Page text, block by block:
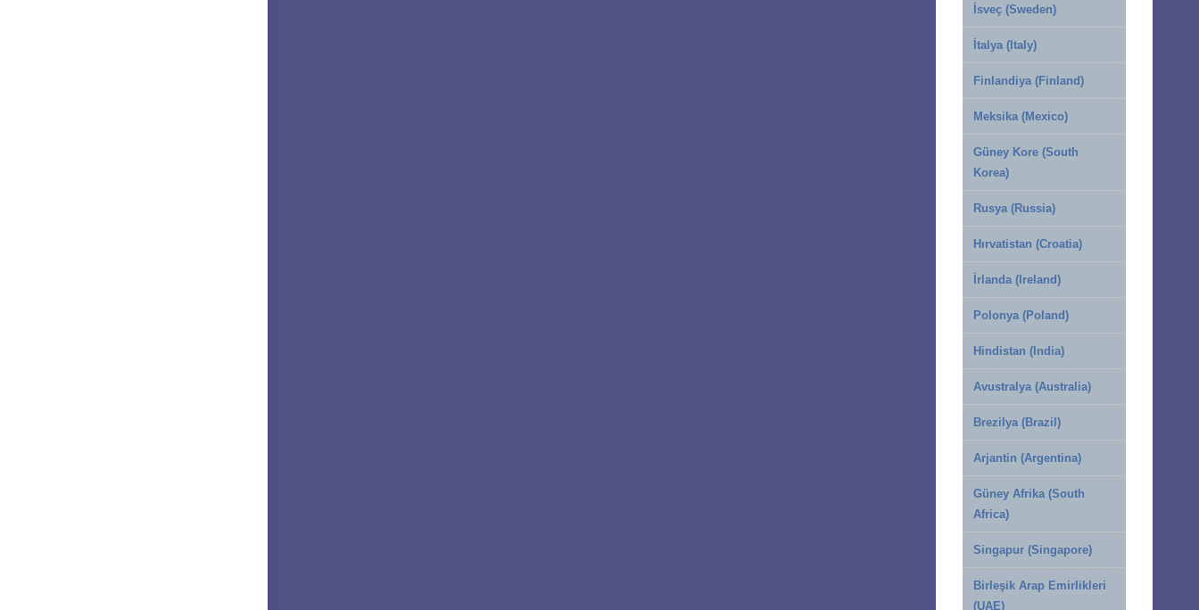
İsveç (Sweden)
İtalya (Italy)
Finlandiya (Finland)
Meksika (Mexico)
Güney Kore (South
Korea)
Rusya (Russia)
Hırvatistan (Croatia)
İrlanda (Ireland)
Polonya (Poland)
Hindistan (India)
Avustralya (Australia)
Brezilya (Brazil)
Arjantin (Argentina)
Güney Afrika (South
Africa)
Singapur (Singapore)
Birleşik Arap Emirlikleri
(UAE)